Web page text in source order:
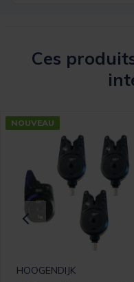
Ces
NOUVEAU
HOOGENDIJK